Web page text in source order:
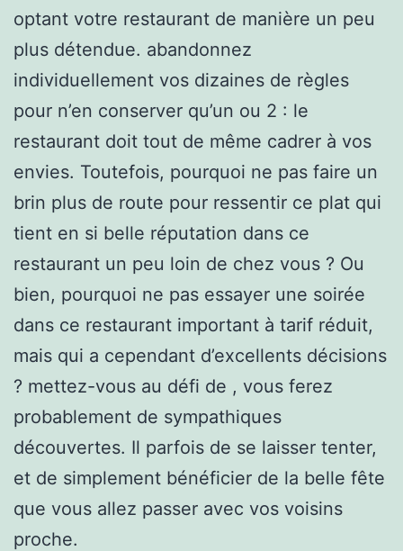
optant votre restaurant de manière un peu
plus détendue. abandonnez
individuellement vos dizaines de règles
pour n’en conserver qu’un ou 2 : le
restaurant doit tout de même cadrer à vos
envies. Toutefois, pourquoi ne pas faire un
brin plus de route pour ressentir ce plat qui
tient en si belle réputation dans ce
restaurant un peu loin de chez vous ? Ou
bien, pourquoi ne pas essayer une soirée
dans ce restaurant important à tarif réduit,
mais qui a cependant d’excellents décisions
? mettez-vous au défi de , vous ferez
probablement de sympathiques
découvertes. Il parfois de se laisser tenter,
et de simplement bénéficier de la belle fête
que vous allez passer avec vos voisins
proche.